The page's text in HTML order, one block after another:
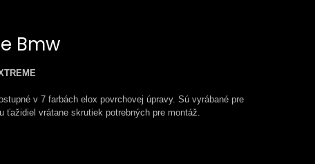
Bmw
v 7 farbách elox povrchovej úpravy. Sú vyrábané pre
vrátane skrutiek potrebných pre montáž.